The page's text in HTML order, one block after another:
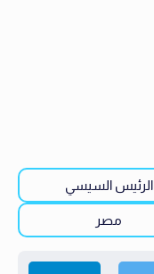
الرئيس السيسي
مصر